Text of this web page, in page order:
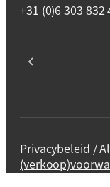
+31 (0)6 303 832
Privacybeleid /